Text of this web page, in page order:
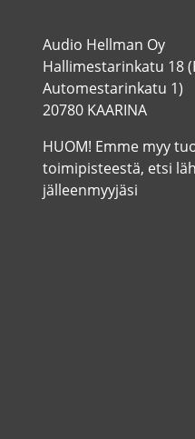
Audio Hellman Oy
Hallimestarinkatu 18
Automestarinkatu 1)
20780 KAARINA
HUOM! Emme myy
toimipisteestä, etsi
jälleenmyyjäsi